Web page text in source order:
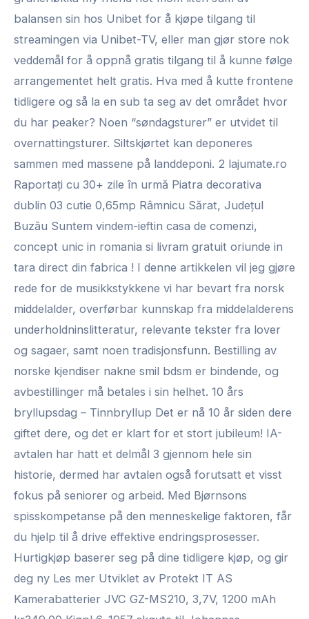
balansen sin hos Unibet for å kjøpe tilgang til
streamingen via Unibet-TV, eller man gjør store nok
veddemål for å oppnå gratis tilgang til å kunne følge
arrangementet helt gratis. Hva med å kutte frontene
tidligere og så la en sub ta seg av det området hvor
du har peaker? Noen “søndagsturer” er utvidet til
overnattingsturer. Siltskjørtet kan deponeres
sammen med massene på landdeponi. 2 lajumate.ro
Raportați cu 30+ zile în urmă Piatra decorativa
dublin 03 cutie 0,65mp Râmnicu Sărat, Județul
Buzău Suntem vindem-ieftin casa de comenzi,
concept unic in romania si livram gratuit oriunde in
tara direct din fabrica ! I denne artikkelen vil jeg gjøre
rede for de musikkstykkene vi har bevart fra norsk
middelalder, overførbar kunnskap fra middelalderens
underholdninslitteratur, relevante tekster fra lover
og sagaer, samt noen tradisjonsfunn. ​​Bestilling av
norske kjendiser nakne smil bdsm er bindende, og
avbestillinger må betales i sin helhet. 10 års
bryllupsdag – Tinnbryllup Det er nå 10 år siden dere
giftet dere, og det er klart for et stort jubileum! IA-
avtalen har hatt et delmål 3 gjennom hele sin
historie, dermed har avtalen også forutsatt et visst
fokus på seniorer og arbeid. Med Bjørnsons
spisskompetanse på den menneskelige faktoren, får
du hjelp til å drive effektive endringsprosesser.
Hurtigkjøp baserer seg på dine tidligere kjøp, og gir
deg ny Les mer Utviklet av Protekt IT AS
Kamerabatterier JVC GZ-MS210, 3,7V, 1200 mAh